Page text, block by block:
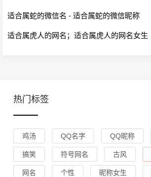
适合属蛇的微信名 - 适合属蛇的微信昵称
适合属虎人的网名；适合属虎人的网名女生
热门标签
鸡汤 QQ名字 QQ昵称
搞笑 符号网名 古风
网名 个性 昵称女生